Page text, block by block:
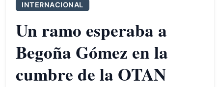
INTERNACIONAL
Un ramo esperaba a
Begoña Gómez en la
cumbre de la OTAN